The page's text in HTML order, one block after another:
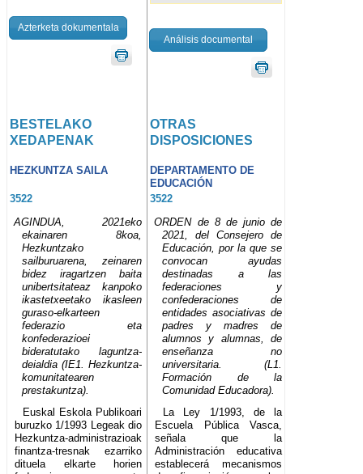
Azterketa dokumentala
Análisis documental
BESTELAKO
XEDAPENAK
OTRAS
DISPOSICIONES
HEZKUNTZA SAILA
DEPARTAMENTO DE
EDUCACIÓN
3522
3522
AGINDUA, 2021eko
ekainaren 8koa,
Hezkuntzako
sailburuarena, zeinaren
bidez iragartzen baita
unibertsitateaz kanpoko
ikastetxeetako ikasleen
guraso-elkarteen
federazio eta
konfederazioei
bideratutako laguntza-
deialdia (IE1. Hezkuntza-
komunitatearen
prestakuntza).
ORDEN de 8 de junio de
2021, del Consejero de
Educación, por la que se
convocan ayudas
destinadas a las
federaciones y
confederaciones de
entidades asociativas de
padres y madres de
alumnos y alumnas, de
enseñanza no
universitaria. (L1.
Formación de la
Comunidad Educadora).
Euskal Eskola Publikoari
buruzko 1/1993 Legeak dio
Hezkuntza-administrazioak
finantza-tresnak ezarriko
dituela elkarte horien
La Ley 1/1993, de la
Escuela Pública Vasca,
señala que la
Administración educativa
establecerá mecanismos